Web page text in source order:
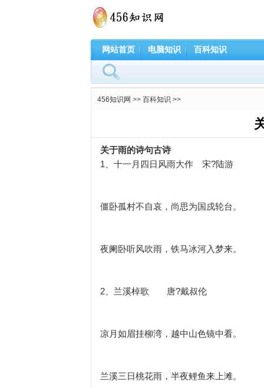
网站首页 电脑知识 百科知识
456知识网 >> 百科知识 >>
关于雨的诗句古诗
1、十一月四日风雨大作 宋?陆游
僵卧孤村不自哀，尚思为国戍轮台。
夜阑卧听风吹雨，铁马冰河入梦来。
2、兰溪棹歌 唐?戴叔伦
凉月如眉挂柳湾，越中山色镜中看。
兰溪三日桃花雨，半夜鲤鱼来上滩。